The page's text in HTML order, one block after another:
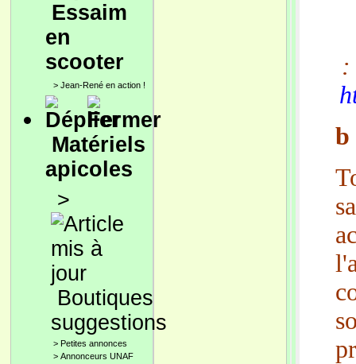
Essaim
en
scooter
> Jean-René en action !
Matériels
apicoles
>
Boutiques
suggestions
> Petites annonces
> Annonceurs UNAF
:
b